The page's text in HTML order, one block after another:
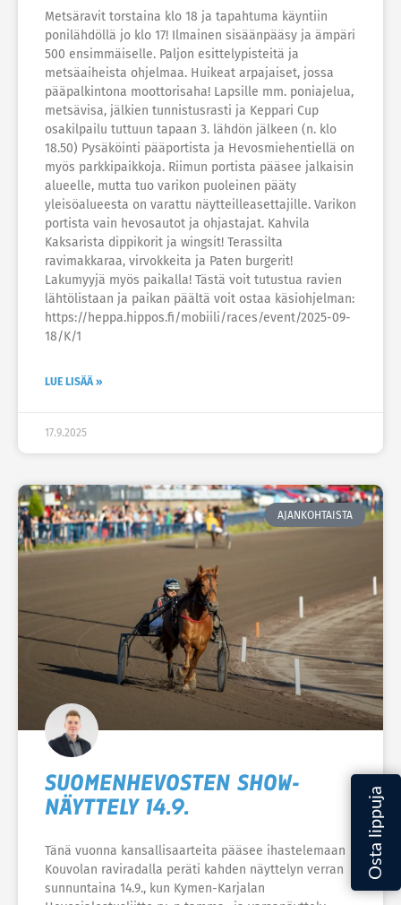
Metsäravit torstaina klo 18 ja tapahtuma käyntiin
ponilähdöllä jo klo 17! Ilmainen sisäänpääsy ja ämpäri
500 ensimmäiselle. Paljon esittelypisteitä ja
metsäaiheista ohjelmaa. Huikeat arpajaiset, jossa
pääpalkintona moottorisaha! Lapsille mm. poniajelua,
metsävisa, jälkien tunnistusrasti ja Keppari Cup
osakilpailu tuttuun tapaan 3. lähdön jälkeen (n. klo
18.50) Pysäköinti pääportista ja Hevosmiehentiellä on
myös parkkipaikkoja. Riimun portista pääsee jalkaisin
alueelle, mutta tuo varikon puoleinen pääty
yleisöalueesta on varattu näytteilleasettajille. Varikon
portista vain hevosautot ja ohjastajat. Kahvila
Kaksarista dippikorit ja wingsit! Terassilta
ravimakkaraa, virvokkeita ja Paten burgerit!
Lakumyyjä myös paikalla! Tästä voit tutustua ravien
lähtölistaan ja paikan päältä voit ostaa käsiohjelman:
https://heppa.hippos.fi/mobiili/races/event/2025-09-
18/K/1
LUE LISÄÄ »
17.9.2025
AJANKOHTAISTA
SUOMENHEVOSTEN SHOW-
NÄYTTELY 14.9.
Tänä vuonna kansallisaarteita pääsee ihastelemaan
Kouvolan raviradalla peräti kahden näyttelyn verran
sunnuntaina 14.9., kun Kymen-Karjalan